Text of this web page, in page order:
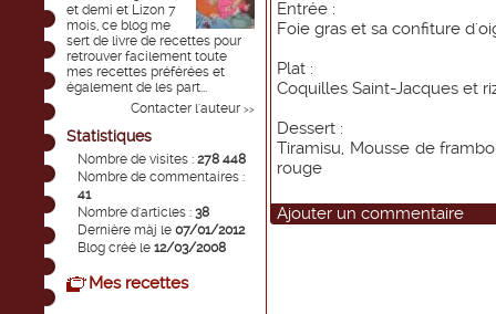
et demi et Lizon 7
mois, ce blog me
sert de livre de recettes pour
retrouver facilement toute
mes recettes préférées et
également de les part...
Contacter l'auteur >>
Statistiques
Nombre de visites : 278 448
Nombre de commentaires :
41
Nombre d'articles : 38
Dernière màj le 07/01/2012
Blog créé le 12/03/2008
Mes recettes
Entrée :
Foie gras et sa confiture
Plat :
Coquilles Saint-Jacques et
Dessert :
Tiramisu, Mousse de
rouge
Ajouter un commentaire